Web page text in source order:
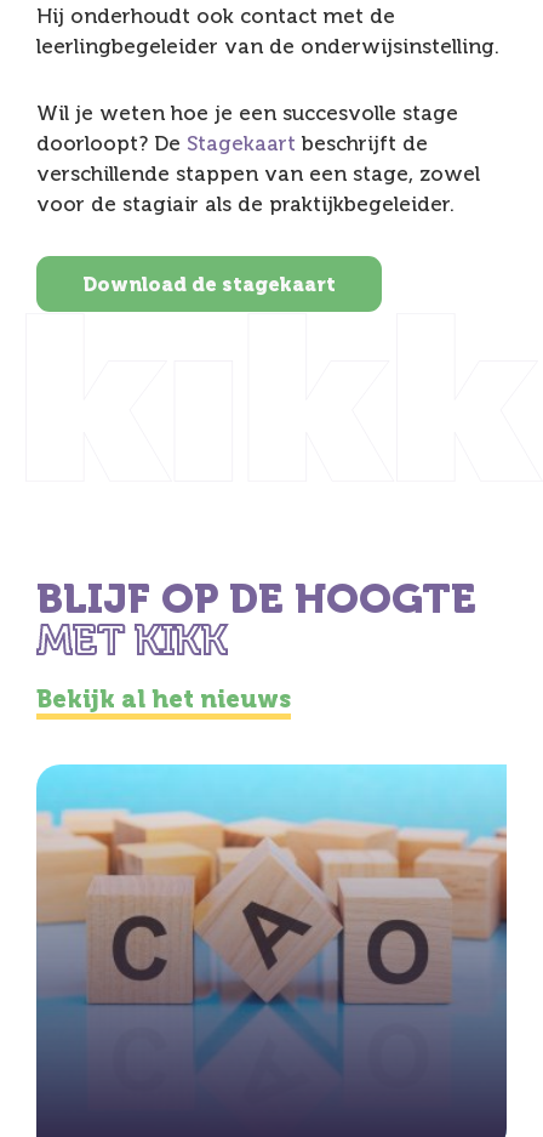
Hij onderhoudt ook contact met de
leerlingbegeleider van de onderwijsinstelling.
Wil je weten hoe je een succesvolle stage
doorloopt? De Stagekaart beschrijft de
verschillende stappen van een stage, zowel
voor de stagiair als de praktijkbegeleider.
Download de stagekaart
BLIJF OP DE HOOGTE
MET KIKK
Bekijk al het nieuws